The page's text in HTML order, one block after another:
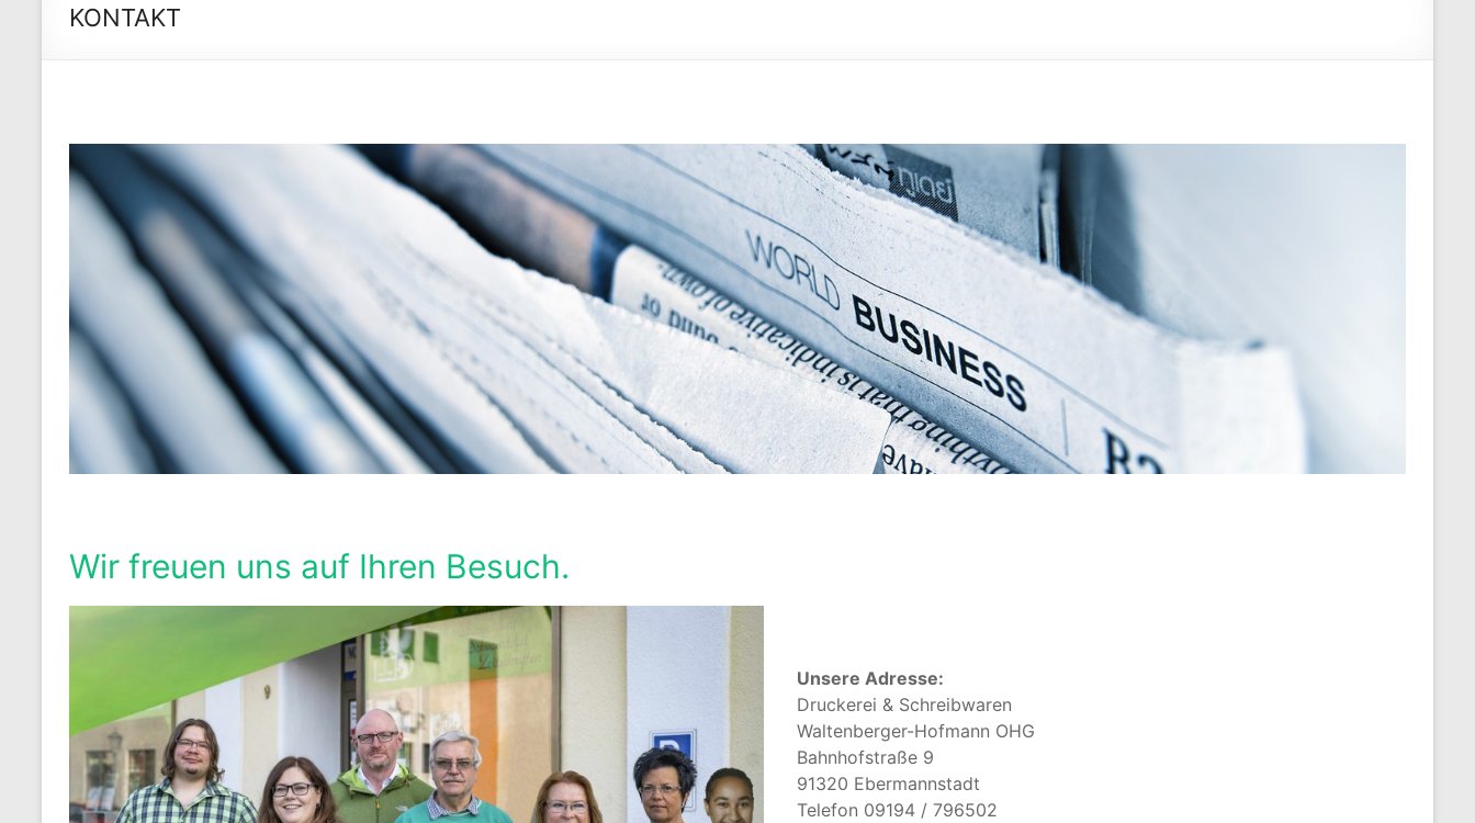
KONTAKT
Wir freuen uns auf Ihren Besuch.
Unsere Adresse:
Druckerei & Schreibwaren
Waltenberger-Hofmann OHG
Bahnhofstraße 9
91320 Ebermannstadt
Telefon 09194 / 796502